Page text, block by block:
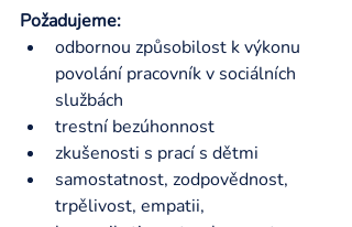
Požadujeme:
odbornou způsobilost k výkonu
povolání pracovník v sociálních
službách
trestní bezúhonnost
zkušenosti s prací s dětmi
samostatnost, zodpovědnost,
trpělivost, empatii,